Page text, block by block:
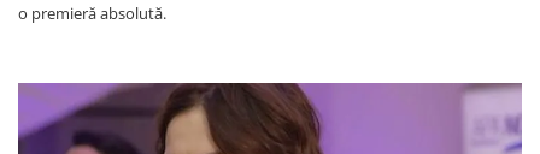
o premieră absolută.